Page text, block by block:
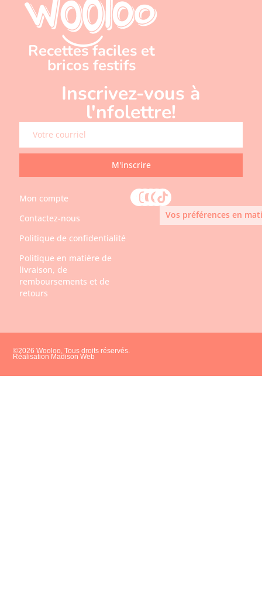
Recettes faciles et
bricos festifs
Inscrivez-vous à
l'nfolettre!
M'inscrire
Mon compte
Contactez-nous
Politique de confidentialité
Politique en matière de
livraison, de
remboursements et de
retours
Vos préférences en
©2026 Wooloo, Tous droits réservés.
Réalisation Madison Web